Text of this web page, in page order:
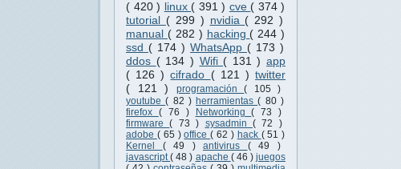
( 420 ) linux ( 391 ) cve ( 374 )
tutorial ( 299 ) nvidia ( 292 )
manual ( 282 ) hacking ( 244 )
ssd ( 174 ) WhatsApp ( 173 )
ddos ( 134 ) Wifi ( 131 ) app
( 126 )cifrado ( 121 )twitter
( 121 ) programación( 105 )
youtube( 82 ) herramientas( 80 )
firefox ( 76 ) Networking( 73 )
firmware( 73 ) sysadmin ( 72 )
adobe ( 65 )office( 62 ) hack ( 51 )
Kernel ( 49 ) antivirus ( 49 )
javascript( 48 ) apache ( 46 ) juegos